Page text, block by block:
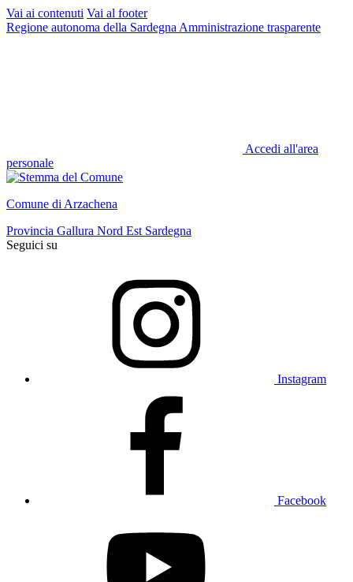
Vai ai contenuti Vai al footer
Regione autonoma della Sardegna Amministrazione trasparente
Accedi all'area
personale
Comune di Arzachena
Provincia Gallura Nord Est Sardegna
Seguici su
Instagram
Facebook